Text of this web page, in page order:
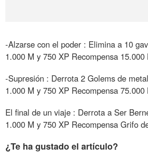
-Alzarse con el poder : Elimina a 10
1.000 M y 750 XP Recompensa 15.000
-Supresión : Derrota 2 Golems de metal
1.000 M y 750 XP Recompensa 75.000
El final de un viaje : Derrota a Ser
1.000 M y 750 XP Recompensa Grifo
¿Te ha gustado el artículo?